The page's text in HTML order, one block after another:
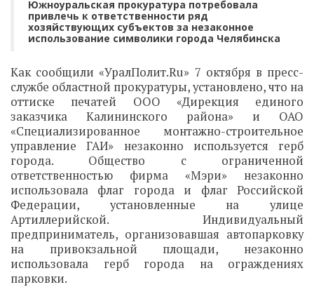
Южноуральская прокуратура потребовала
привлечь к ответственности ряд
хозяйствующих субъектов за незаконное
использование символики города Челябинска
Как сообщили «УралПолит.Ru» 7 октября в пресс-
службе областной прокуратуры, установлено, что на
оттиске печатей ООО «Дирекция единого
заказчика Калининского района» и ОАО
«Специализированное монтажно-строительное
управление ГАИ» незаконно используется герб
города. Общество с ограниченной
ответственностью фирма «Мэри» незаконно
использовала флаг города и флаг Российской
Федерации, установленные на улице
Артиллерийской. Индивидуальный
предприниматель, организовавшая автопарковку
на привокзальной площади, незаконно
использовала герб города на ограждениях
парковки.